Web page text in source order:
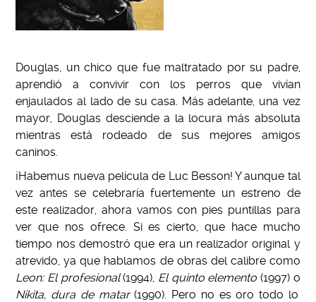
Douglas, un chico que fue maltratado por su padre,
aprendió a convivir con los perros que vivían
enjaulados al lado de su casa. Más adelante, una vez
mayor, Douglas desciende a la locura más absoluta
mientras está rodeado de sus mejores amigos
caninos.
¡Habemus nueva película de Luc Besson! Y aunque tal
vez antes se celebraría fuertemente un estreno de
este realizador, ahora vamos con pies puntillas para
ver que nos ofrece. Si es cierto, que hace mucho
tiempo nos demostró que era un realizador original y
atrevido, ya que hablamos de obras del calibre como
Leon: El profesional(1994), El quinto elemento (1997) o
Nikita, dura de matar(1990). Pero no es oro todo lo